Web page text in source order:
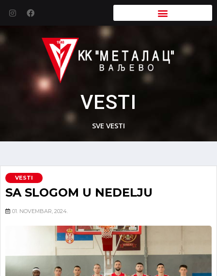
VESTI
SVE VESTI
VESTI
SA SLOGOM U NEDELJU
01. NOVEMBAR, 2024.